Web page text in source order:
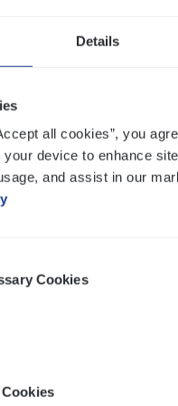
Details
all cookies”, you
device to enhance
and assist in our
Cookies